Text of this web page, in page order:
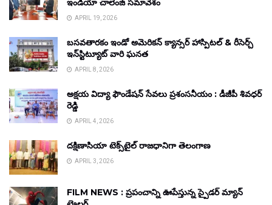
ఇండియా చాలెంజ్ సమావేశం
APRIL 19, 2026
బసవతారకం ఇండో అమెరికన్ క్యాన్సర్ హాస్పిటల్ & రీసెర్చ్
ఇన్‌స్టిట్యూట్ వారి ఘనత
APRIL 8, 2026
అక్షయ విద్యా ఫౌండేషన్ సేవలు ప్రశంసనీయం : డీజీపీ శివధర్
రెడ్డి
APRIL 4, 2026
దక్షిణాసియా టెక్స్‌టైల్ రాజధానిగా తెలంగాణ
APRIL 3, 2026
FILM NEWS : ప్రపంచాన్ని ఊపేస్తున్న స్పైడర్ మ్యాన్